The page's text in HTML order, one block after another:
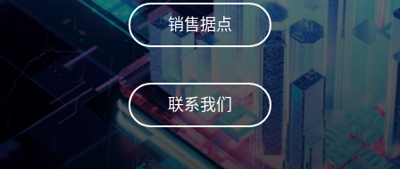
销售据点
联系我们